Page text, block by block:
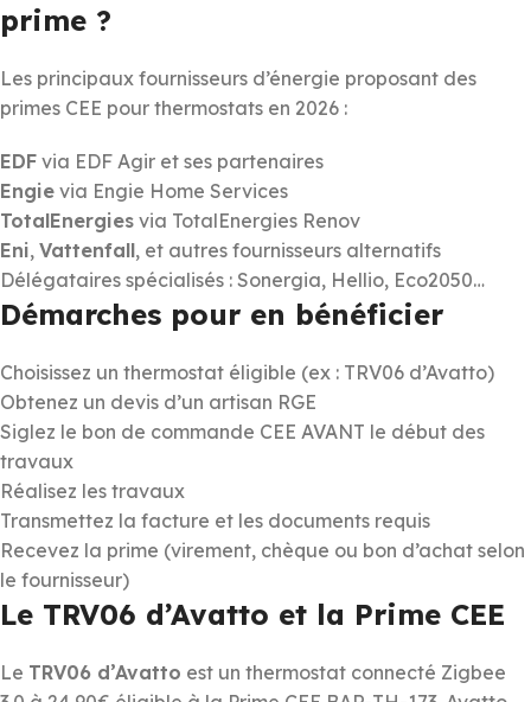
prime ?
Les principaux fournisseurs d’énergie proposant des
primes CEE pour thermostats en 2026 :
EDF via EDF Agir et ses partenaires
Engie via Engie Home Services
TotalEnergies via TotalEnergies Renov
Eni, Vattenfall, et autres fournisseurs alternatifs
Délégataires spécialisés : Sonergia, Hellio, Eco2050…
Démarches pour en bénéficier
Choisissez un thermostat éligible (ex : TRV06 d’Avatto)
Obtenez un devis d’un artisan RGE
Siglez le bon de commande CEE AVANT le début des
travaux
Réalisez les travaux
Transmettez la facture et les documents requis
Recevez la prime (virement, chèque ou bon d’achat selon
le fournisseur)
Le TRV06 d’Avatto et la Prime CEE
Le TRV06 d’Avatto est un thermostat connecté Zigbee